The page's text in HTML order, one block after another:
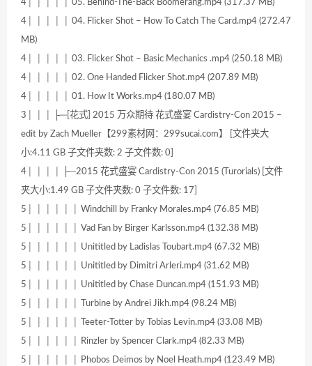
4│ │ │ │ │ 05. Behind-The-Back Boomerang.mp4 (317.37 MB)
4│ │ │ │ │ 04. Flicker Shot – How To Catch The Card.mp4 (272.47
MB)
4│ │ │ │ │ 03. Flicker Shot – Basic Mechanics .mp4 (250.18 MB)
4│ │ │ │ │ 02. One Handed Flicker Shot.mp4 (207.89 MB)
4│ │ │ │ │ 01. How It Works.mp4 (180.07 MB)
3│ │ │ ├─[花式] 2015 万众期待 花式盛宴 Cardistry-Con 2015 –
edit by Zach Mueller【299素材网：299sucai.com】 [文件夹大
小:4.11 GB 子文件夹数: 2 子文件数: 0]
4│ │ │ │ ├─2015 花式盛宴 Cardistry-Con 2015 (Turorials) [文件
夹大小:1.49 GB 子文件夹数: 0 子文件数: 17]
5│ │ │ │ │ │ Windchill by Franky Morales.mp4 (76.85 MB)
5│ │ │ │ │ │ Vad Fan by Birger Karlsson.mp4 (132.38 MB)
5│ │ │ │ │ │ Unititled by Ladislas Toubart.mp4 (67.32 MB)
5│ │ │ │ │ │ Unititled by Dimitri Arleri.mp4 (31.62 MB)
5│ │ │ │ │ │ Unititled by Chase Duncan.mp4 (151.93 MB)
5│ │ │ │ │ │ Turbine by Andrei Jikh.mp4 (98.24 MB)
5│ │ │ │ │ │ Teeter-Totter by Tobias Levin.mp4 (33.08 MB)
5│ │ │ │ │ │ Rinzler by Spencer Clark.mp4 (82.33 MB)
5│ │ │ │ │ │ Phobos Deimos by Noel Heath.mp4 (123.49 MB)